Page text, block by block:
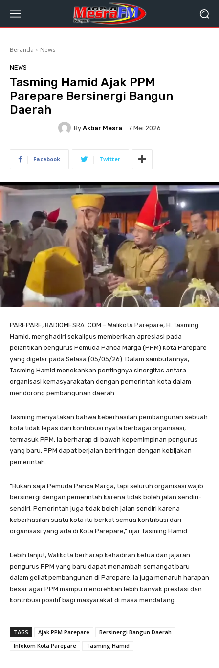
Beranda News
NEWS
Tasming Hamid Ajak PPM
Parepare Bersinergi Bangun
Daerah
By Akbar Mesra 7 Mei 2026
Facebook Twitter
PAREPARE, RADIOMESRA. COM – Walikota Parepare, H. Tasming
Hamid, menghadiri sekaligus memberikan apresiasi pada
pelantikan pengurus Pemuda Panca Marga (PPM) Kota Parepare
yang digelar pada Selasa (05/05/26). Dalam sambutannya,
Tasming Hamid menekankan pentingnya sinergitas antara
organisasi kemasyarakatan dengan pemerintah kota dalam
mendorong pembangunan daerah.
Tasming menyatakan bahwa keberhasilan pembangunan sebuah
kota tidak lepas dari kontribusi nyata berbagai organisasi,
termasuk PPM. Ia berharap di bawah kepemimpinan pengurus
yang baru, PPM dapat berjalan beriringan dengan kebijakan
pemerintah.
“Bukan saja Pemuda Panca Marga, tapi seluruh organisasi wajib
bersinergi dengan pemerintah karena tidak boleh jalan sendiri-
sendiri. Pemerintah juga tidak boleh jalan sendiri karena
keberhasilan suatu kota itu berkat semua kontribusi dari
organisasi yang ada di Kota Parepare,” ujar Tasming Hamid.
Lebih lanjut, Walikota berharap kehadiran ketua dan jajaran
pengurus PPM yang baru dapat menambah semangat baru
dalam geliat pembangunan di Parepare. Ia juga menaruh harapan
besar agar PPM mampu menorehkan lebih banyak prestasi dan
kontribusi positif bagi masyarakat di masa mendatang.
TAGS Ajak PPM Parepare
Bersinergi Bangun Daerah
Infokom Kota Parepare
Tasming Hamid